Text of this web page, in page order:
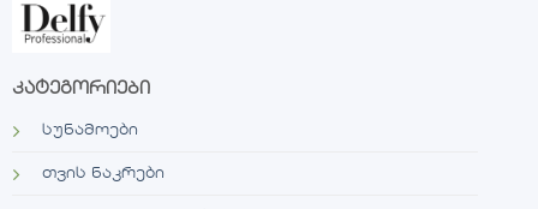
კატეგორიები
სუნამოები
თვის ნაკრები